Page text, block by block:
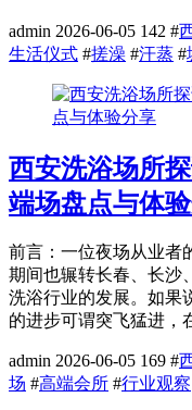
admin 2026-06-05 142 #
生活仪式 #搓澡 #汗蒸 #
西安洗浴场所
端场盘点与体
前言：一位夜场从业者
期间也辗转长春、长沙
洗浴行业的发展。如果
的进步可谓突飞猛进，
admin 2026-06-05 169 #
场 #高端会所 #行业观察